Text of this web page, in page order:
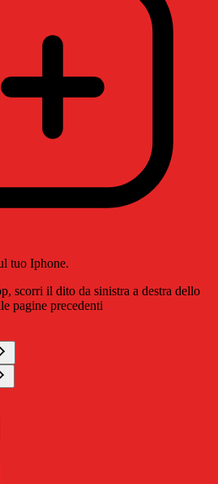
tuo Iphone.
scorri il dito da sinistra a destra dello
pagine precedenti